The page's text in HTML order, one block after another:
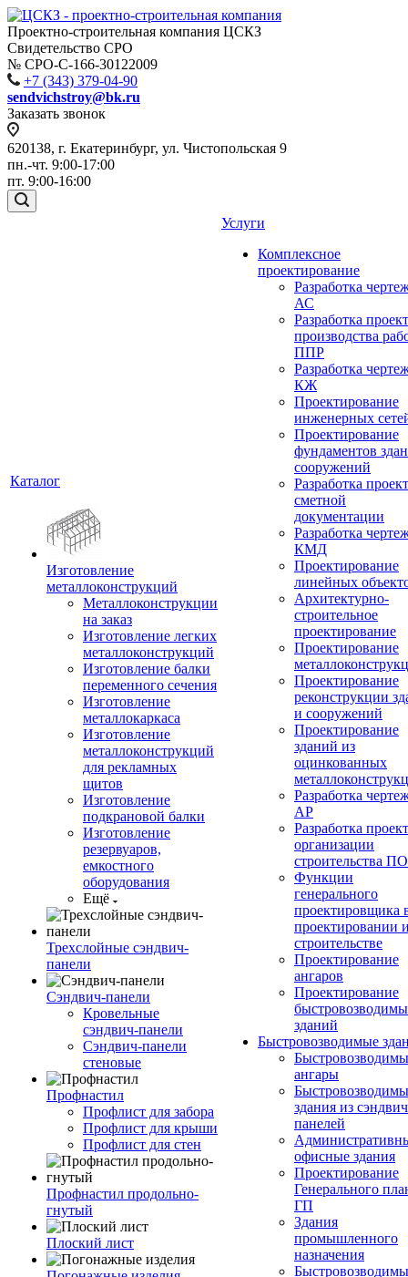
Проектно-строительная компания ЦСКЗ
Свидетельство СРО
№ СРО-С-166-30122009
+7 (343) 379-04-90
sendvichstroy@bk.ru
Заказать звонок
620138, г. Екатеринбург, ул. Чистопольская 9
пн.-чт. 9:00-17:00
пт. 9:00-16:00
Каталог
Изготовление
металлоконструкций
Металлоконструкции
на заказ
Изготовление легких
металлоконструкций
Изготовление балки
переменного сечения
Изготовление
металлокаркаса
Изготовление
металлоконструкций
для рекламных
щитов
Изготовление
подкрановой балки
Изготовление
резервуаров,
емкостного
оборудования
Ещё
Трехслойные сэндвич-
панели
Сэндвич-панели
Кровельные
сэндвич-панели
Сэндвич-панели
стеновые
Профнастил
Профлист для забора
Профлист для крыши
Профлист для стен
Профнастил продольно-
гнутый
Плоский лист
Услуги
Комплексное
проектирование
Разработка
АС
Разработка
производства
ППР
Разработка
КЖ
Проектирование
инженерных
Проектирование
фундаментов
сооружений
Разработка
сметной
документации
Разработка
КМД
Проектирование
линейных
Архитектурно-
строительное
проектирование
Проектирование
Проектирование
реконструкции
и сооружений
Проектирование
зданий из
оцинкованных
Разработка
АР
Разработка
организации
строительства
Функции
генерального
проектировщика
проектировании
строительстве
Проектирование
ангаров
Проектирование
зданий
Быстровозводимые
ангары
здания из сэндвич
панелей
офисные здания
Проектирование
Генерального
ГП
Здания
промышленного
назначения